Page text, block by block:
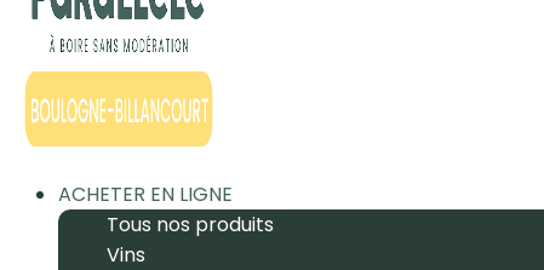
ACHETER EN LIGNE
Tous nos produits
Vins